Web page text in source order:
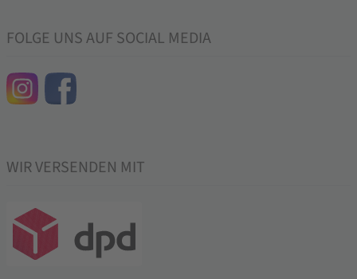
FOLGE UNS AUF SOCIAL MEDIA
WIR VERSENDEN MIT